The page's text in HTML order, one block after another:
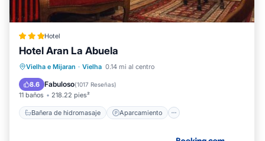
Hotel
Hotel Aran La Abuela
Vielha e Mijaran · Vielha 0.14 mi al centro
8.6 Fabuloso(1017 Reseñas)
11 baños 218.22 pies²
Bañera de hidromasaje Aparcamiento
Bañera de hidromasaje
Aparcamiento
Spa
Esquí